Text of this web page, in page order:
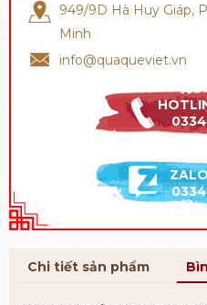
949/9D Hà Huy Giáp,
Minh
info@quaqueviet.vn
Chi tiết sản phẩm